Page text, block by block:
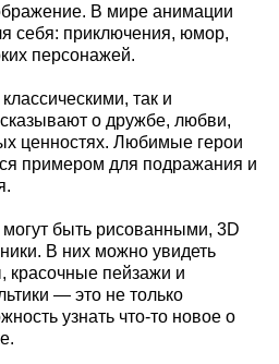
В мире анимации
себя: приключения, юмор,
персонажей.
так и
о дружбе, любви,
ценностях. Любимые герои
примером для подражания и
быть рисованными, 3D
В них можно увидеть
пейзажи и
— это не только
узнать что-то новое о